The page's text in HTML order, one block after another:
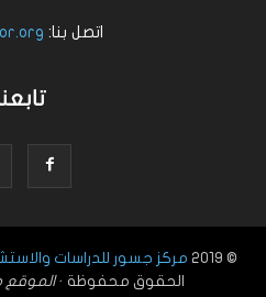
اتصل بنا:
© 2019 مركز جسور للدراسات
الحقوق محفوظة ·الموقع